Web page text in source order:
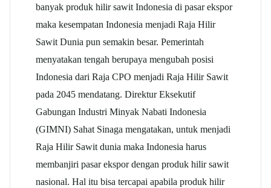
banyak produk hilir sawit Indonesia di pasar ekspor
maka kesempatan Indonesia menjadi Raja Hilir
Sawit Dunia pun semakin besar. Pemerintah
menyatakan tengah berupaya mengubah posisi
Indonesia dari Raja CPO menjadi Raja Hilir Sawit
pada 2045 mendatang. Direktur Eksekutif
Gabungan Industri Minyak Nabati Indonesia
(GIMNI) Sahat Sinaga mengatakan, untuk menjadi
Raja Hilir Sawit dunia maka Indonesia harus
membanjiri pasar ekspor dengan produk hilir sawit
nasional. Hal itu bisa tercapai apabila produk hilir